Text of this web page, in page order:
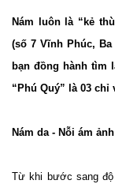
Nám luôn là “kẻ
(số 7 Vĩnh Phúc,
bạn đồng hành tìm
“Phú Quý” là 03 chỉ
Nám da - Nỗi ám
Từ khi bước sang